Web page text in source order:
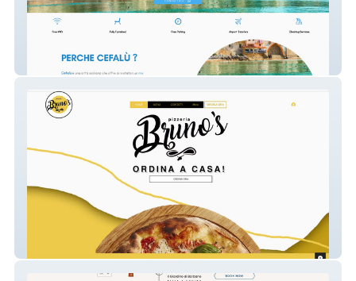
SUITES IN CEFALU
Bruno's Pizzeria